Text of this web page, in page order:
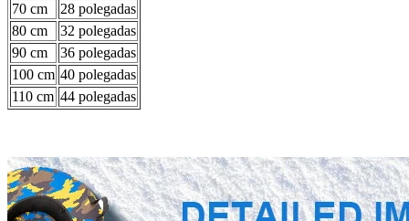
70 cm
28 polegadas
80 cm
32 polegadas
90 cm
36 polegadas
100 cm 40 polegadas
110 cm 44 polegadas